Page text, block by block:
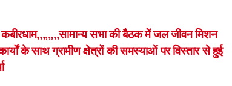
कबीरधाम,,,,,,,,सामान्य सभा की बैठक में जल जीवन मिशन
के साथ ग्रामीण क्षेत्रों की समस्याओं पर विस्तार से हुई